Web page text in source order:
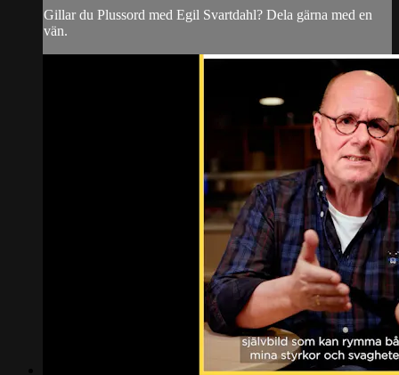
Gillar du Plussord med Egil Svartdahl? Dela gärna med en
vän.